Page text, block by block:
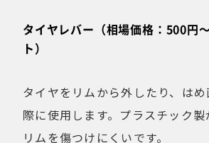
タイヤレバー（相場価格：500円
ト）
タイヤをリムから外したり、は
際に使用します。プラスチック製
リムを傷つけにくいです。